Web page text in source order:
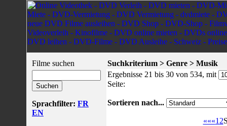
Filme suchen
Sprachfilter: FR
EN
Suchkriterium > Genre > Musik
Ergebnisse 21 bis 30 von 534, mit
Seite:
Sortieren nach...
«««1 2